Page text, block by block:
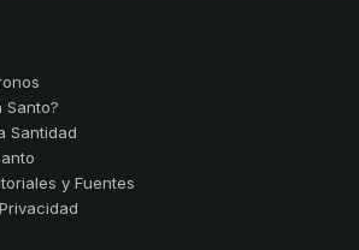
Santo?
Santidad
y Fuentes